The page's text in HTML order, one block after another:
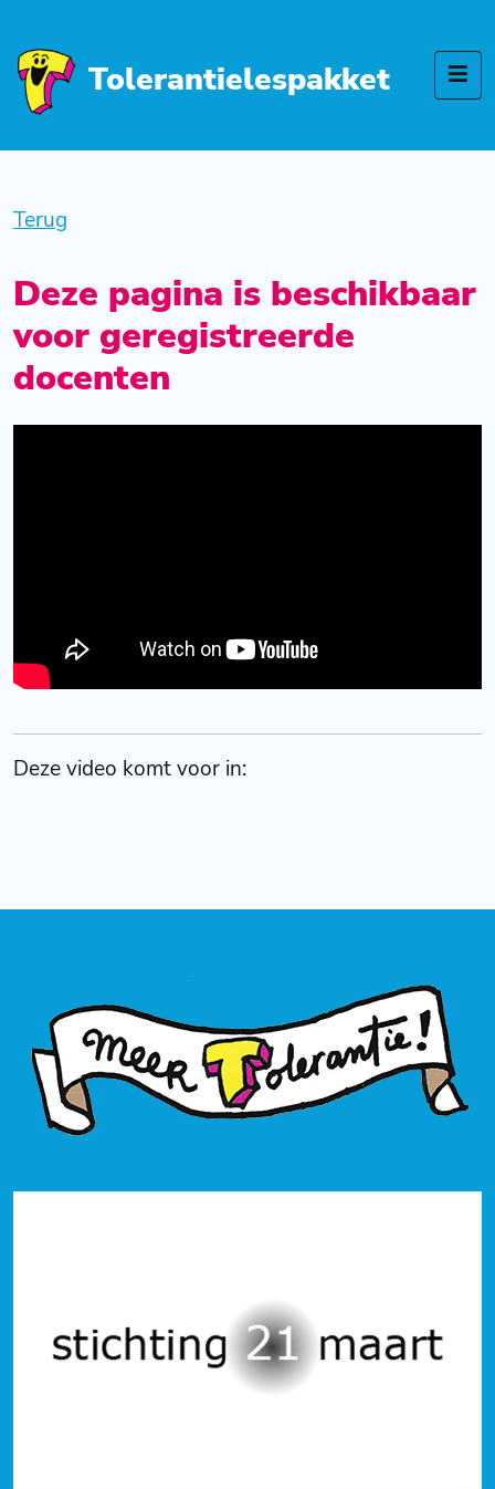
Tolerantielespakket
Terug
Deze pagina is beschikbaar
voor geregistreerde
docenten
Deze video komt voor in: